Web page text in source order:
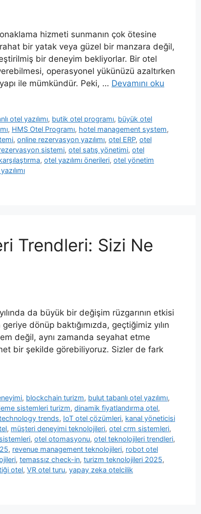
hizmeti sunmanın çok ötesine
bir yatak veya güzel bir manzara değil,
bir deneyim bekliyorlar. Bir otel
operasyonel yükünüzü azaltırken
ile mümkündür. Peki, … Devamını oku
otel yazılımı, butik otel programı, büyük otel
, HMS Otel Programı, hotel management system,
, online rezervasyon yazılımı, otel ERP, otel
sistemi, otel satış yönetimi, otel
, otel yazılımı önerileri, otel yönetim
Trendleri: Sizi Ne
da büyük bir değişim rüzgarının etkisi
dönüp baktığımızda, geçtiğimiz yılın
değil, aynı zamanda seyahat etme
bir şekilde görebiliyoruz. Sizler de fark
, blockchain turizm, bulut tabanlı otel yazılımı,
sistemleri turizm, dinamik fiyatlandırma otel,
trends, IoT otel çözümleri, kanal yöneticisi
, müşteri deneyimi teknolojileri, otel crm sistemleri,
, otel otomasyonu, otel teknolojileri trendleri,
, revenue management teknolojileri, robot otel
, temassız check-in, turizm teknolojileri 2025,
otel, VR otel turu, yapay zeka otelcilik